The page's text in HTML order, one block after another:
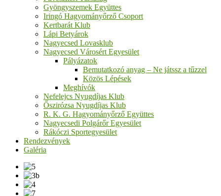
Gyöngyszemek Együttes
Iringó Hagyományőrző Csoport
Kertbarát Klub
Lápi Betyárok
Nagyecsed Lovasklub
Nagyecsed Városért Egyesület
Pályázatok
Bemutatkozó anyag – Ne játssz a tűzzel
Közös Lépések
Meghívók
Nefelejcs Nyugdíjas Klub
Őszirózsa Nyugdíjas Klub
R. K. G. Hagyományőrző Együttes
Nagyecsedi Polgárőr Egyesület
Rákóczi Sportegyesület
Rendezvények
Galéria